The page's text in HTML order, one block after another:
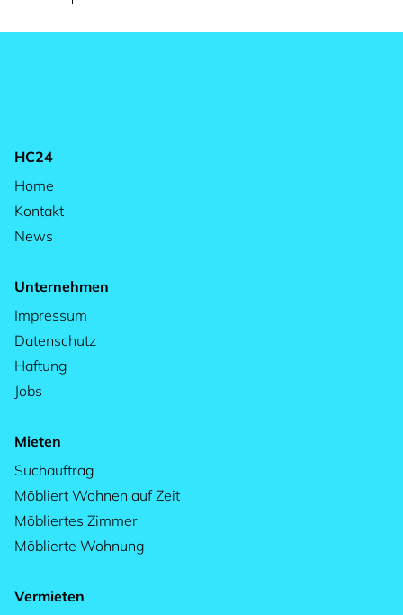
HC24
Home
Kontakt
News
Unternehmen
Impressum
Datenschutz
Haftung
Jobs
Mieten
Suchauftrag
Möbliert Wohnen auf Zeit
Möbliertes Zimmer
Möblierte Wohnung
Vermieten